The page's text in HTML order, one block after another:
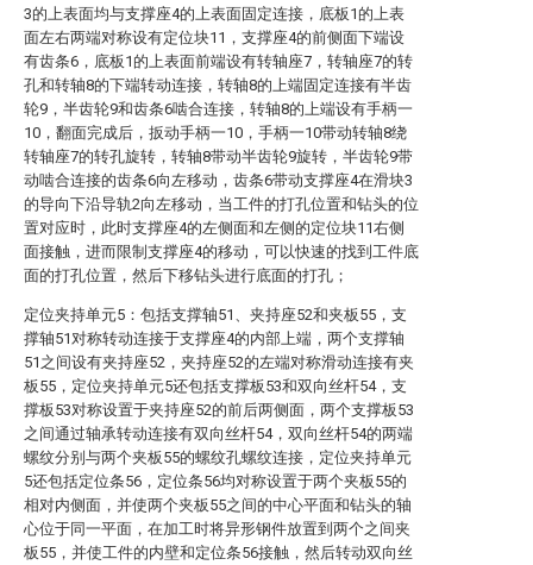
3的上表面均与支撑座4的上表面固定连接，底板1的上表
面左右两端对称设有定位块11，支撑座4的前侧面下端设
有齿条6，底板1的上表面前端设有转轴座7，转轴座7的转
孔和转轴8的下端转动连接，转轴8的上端固定连接有半齿
轮9，半齿轮9和齿条6啮合连接，转轴8的上端设有手柄一
10，翻面完成后，扳动手柄一10，手柄一10带动转轴8绕
转轴座7的转孔旋转，转轴8带动半齿轮9旋转，半齿轮9带
动啮合连接的齿条6向左移动，齿条6带动支撑座4在滑块3
的导向下沿导轨2向左移动，当工件的打孔位置和钻头的位
置对应时，此时支撑座4的左侧面和左侧的定位块11右侧
面接触，进而限制支撑座4的移动，可以快速的找到工件底
面的打孔位置，然后下移钻头进行底面的打孔；
定位夹持单元5：包括支撑轴51、夹持座52和夹板55，支
撑轴51对称转动连接于支撑座4的内部上端，两个支撑轴
51之间设有夹持座52，夹持座52的左端对称滑动连接有夹
板55，定位夹持单元5还包括支撑板53和双向丝杆54，支
撑板53对称设置于夹持座52的前后两侧面，两个支撑板53
之间通过轴承转动连接有双向丝杆54，双向丝杆54的两端
螺纹分别与两个夹板55的螺纹孔螺纹连接，定位夹持单元
5还包括定位条56，定位条56均对称设置于两个夹板55的
相对内侧面，并使两个夹板55之间的中心平面和钻头的轴
心位于同一平面，在加工时将异形钢件放置到两个之间夹
板55，并使工件的内壁和定位条56接触，然后转动双向丝